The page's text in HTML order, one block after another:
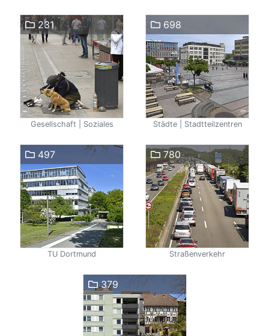
231
Gesellschaft | Soziales
698
Städte | Stadtteilzentren
497
TU Dortmund
780
Straßenverkehr
379